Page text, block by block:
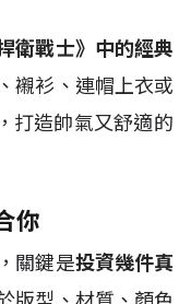
衛戰士》中的經典
襯衫、連帽上衣或
打造帥氣又舒適的
你
關鍵是投資幾件真